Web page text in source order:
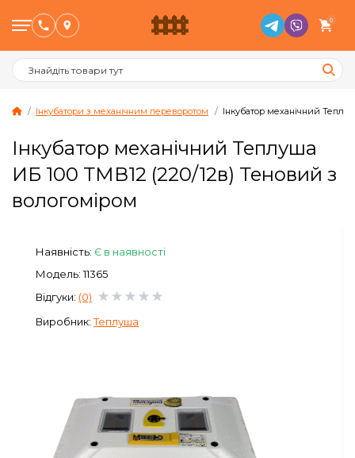
0
Птахівництво
Тваринництво
Опалювальне обладнання
Енергоживлення
Інкубатори з механічним переворотом Інкубатор механічний
Інкубатор механічний Теплуша
ИБ 100 ТМВ12 (220/12в) Теновий з
вологоміром
Наявність: Є в наявності
Модель: 11365
Відгуки: (0)
Виробник:Теплуша